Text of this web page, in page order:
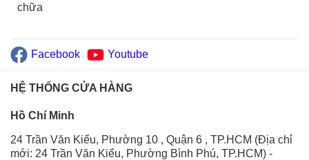
chữa
Facebook Youtube
HỆ THỐNG CỬA HÀNG
Hồ Chí Minh
24 Trần Văn Kiểu, Phường 10 , Quận 6 , TP.HCM (Địa chỉ
mới: 24 Trần Văn Kiểu, Phường Bình Phú, TP.HCM) -